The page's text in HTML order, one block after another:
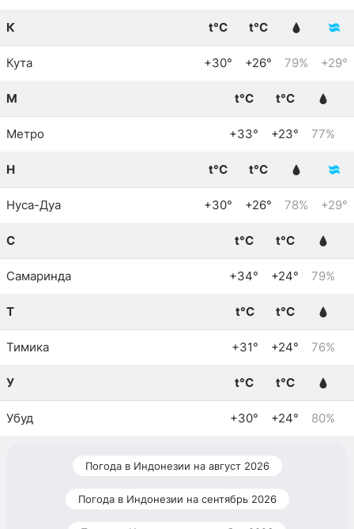
К t°C t°C
Кута +30° +26° 79% +29°
М t°C t°C
Метро +33° +23° 77%
Н t°C t°C
Нуса-Дуа +30° +26° 78% +29°
С t°C t°C
Самаринда +34° +24° 79%
Т t°C t°C
Тимика +31° +24° 76%
У t°C t°C
Убуд +30° +24° 80%
Погода в Индонезии на август 2026
Погода в Индонезии на сентябрь 2026